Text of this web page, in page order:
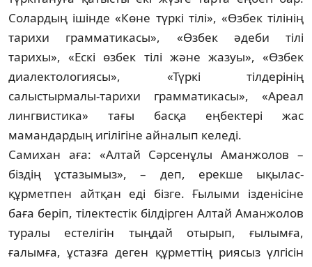
Солардың ішінде «Көне түркі тілі», «Өз­бек тілінің
тарихи грамматикасы», «Өзбек әдеби тілі
тарихы», «Ескі өзбек тілі және жазуы», «Өзбек
диалектологиясы», «Түркі тіл­дерінің
салыстырмалы-тарихи грамма­ти­касы», «Ареал
лингвистика» тағы басқа еңбек­тері жас
мамандардың игілігіне айналып келеді.
Самихан аға: «Алтай Сәрсенұлы Аман­жолов –
біздің ұстазымыз», – деп, ерекше ықылас-
құрметпен айтқан еді бізге. Ғылыми ізденісіне
баға беріп, тілектестік білдірген Алтай Аманжолов
туралы естелігін тыңдай отырып, ғылымға,
ғалымға, ұстазға деген құрметтің риясыз үлгісін